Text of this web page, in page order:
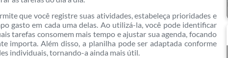
que você registre suas atividades, estabeleça prioridades e
gasto em cada uma delas. Ao utilizá-la, você pode identificar
tarefas consomem mais tempo e ajustar sua agenda, focando
importa. Além disso, a planilha pode ser adaptada conforme
individuais, tornando-a ainda mais útil.